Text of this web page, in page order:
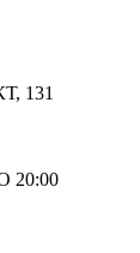
131
20:00